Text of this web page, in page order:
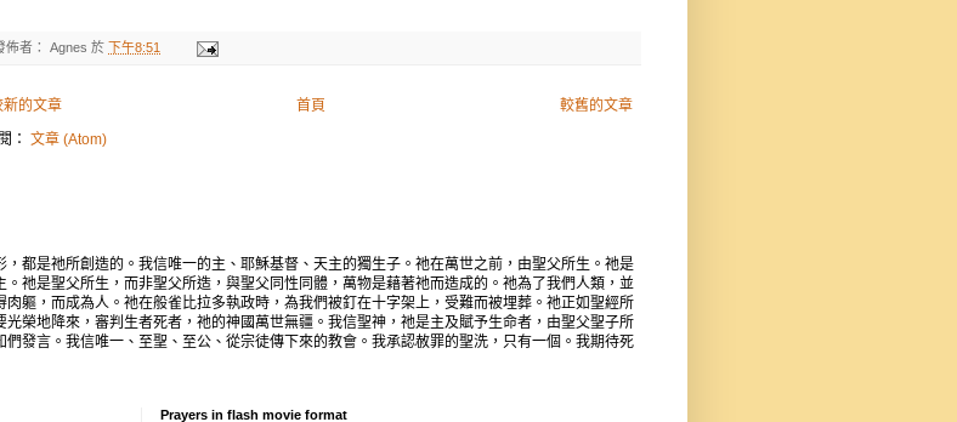
佈者： Agnes 於 下午8:51
新的文章 較舊的文章
首頁
： 文章 (Atom)
都是祂所創造的。我信唯一的主、耶穌基督、天主的獨生子。祂在萬世之前，由聖父所生。祂是
祂是聖父所生，而非聖父所造，與聖父同性同體，萬物是藉著祂而造成的。祂為了我們人類，並
軀，而成為人。祂在般雀比拉多執政時，為我們被釘在十字架上，受難而被埋葬。祂正如聖經所
榮地降來，審判生者死者，祂的神國萬世無疆。我信聖神，祂是主及賦予生命者，由聖父聖子所
發言。我信唯一、至聖、至公、從宗徒傳下來的教會。我承認赦罪的聖洗，只有一個。我期待死
Prayers in flash movie format